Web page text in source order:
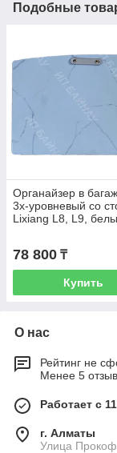
Подобные
Органайзер в
3х-уровневый со
Lixiang L8, L9,
78 800 ₸
Купить
О нас
Рейтинг не
Менее 5
Работает с
г. Алматы
​Улица